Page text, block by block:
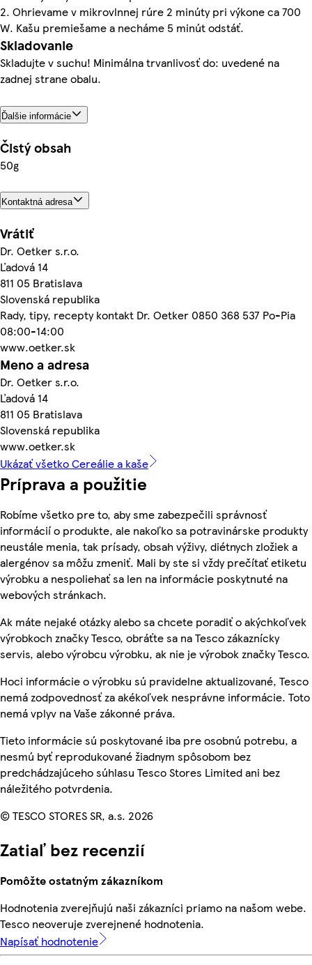
2. Ohrievame v mikrovlnnej rúre 2 minúty pri výkone ca 700
W. Kašu premiešame a necháme 5 minút odstáť.
Skladovanie
Skladujte v suchu! Minimálna trvanlivosť do: uvedené na
zadnej strane obalu.
Ďalšie informácie
Čistý obsah
50g
Kontaktná adresa
Vrátiť
Dr. Oetker s.r.o.
Ľadová 14
811 05 Bratislava
Slovenská republika
Rady, tipy, recepty kontakt Dr. Oetker 0850 368 537 Po-Pia
08:00-14:00
www.oetker.sk
Meno a adresa
Dr. Oetker s.r.o.
Ľadová 14
811 05 Bratislava
Slovenská republika
www.oetker.sk
Ukázať všetko Cereálie a kaše
Príprava a použitie
Robíme všetko pre to, aby sme zabezpečili správnosť
informácií o produkte, ale nakoľko sa potravinárske produkty
neustále menia, tak prísady, obsah výživy, diétnych zložiek a
alergénov sa môžu zmeniť. Mali by ste si vždy prečítať etiketu
výrobku a nespoliehať sa len na informácie poskytnuté na
webových stránkach.
Ak máte nejaké otázky alebo sa chcete poradiť o akýchkoľvek
výrobkoch značky Tesco, obráťte sa na Tesco zákaznícky
servis, alebo výrobcu výrobku, ak nie je výrobok značky Tesco.
Hoci informácie o výrobku sú pravidelne aktualizované, Tesco
nemá zodpovednosť za akékoľvek nesprávne informácie. Toto
nemá vplyv na Vaše zákonné práva.
Tieto informácie sú poskytované iba pre osobnú potrebu, a
nesmú byť reprodukované žiadnym spôsobom bez
predchádzajúceho súhlasu Tesco Stores Limited ani bez
náležitého potvrdenia.
© TESCO STORES SR, a.s. 2026
Zatiaľ bez recenzií
Pomôžte ostatným zákazníkom
Hodnotenia zverejňujú naši zákazníci priamo na našom webe.
Tesco neoveruje zverejnené hodnotenia.
Napísať hodnotenie